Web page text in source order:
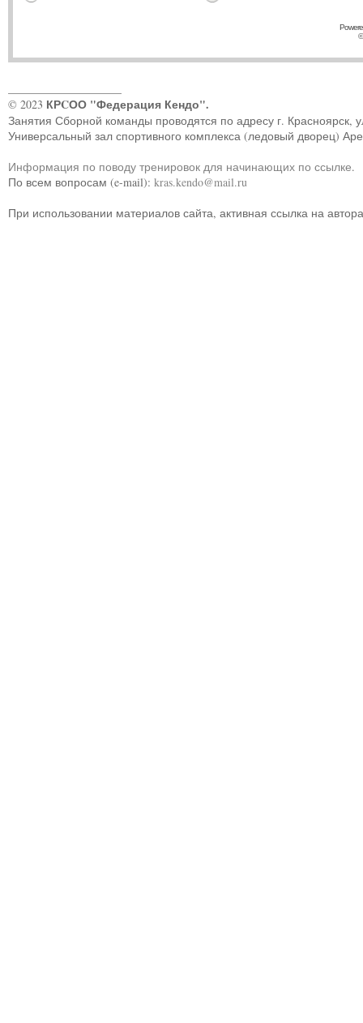
© 2023 КРCОО "Федерация Кендо".
Занятия Сборной команды проводятся по адресу г. Красноярск,
Универсальный зал спортивного комплекса (ледовый дворец)
Информация по поводу тренировок для начинающих по ссылке.
По всем вопросам (e-mail): kras.kendo@mail.ru
При использовании материалов сайта, активная ссылка на